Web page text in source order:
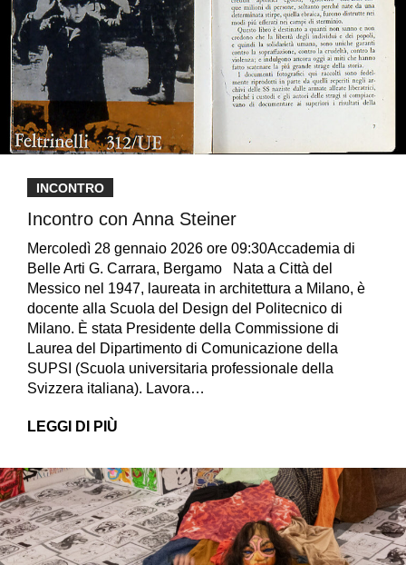
INCONTRO
Incontro con Anna Steiner
Mercoledì 28 gennaio 2026 ore 09:30Accademia di
Belle Arti G. Carrara, Bergamo Nata a Città del
Messico nel 1947, laureata in architettura a Milano, è
docente alla Scuola del Design del Politecnico di
Milano. È stata Presidente della Commissione di
Laurea del Dipartimento di Comunicazione della
SUPSI (Scuola universitaria professionale della
Svizzera italiana). Lavora…
LEGGI DI PIÙ